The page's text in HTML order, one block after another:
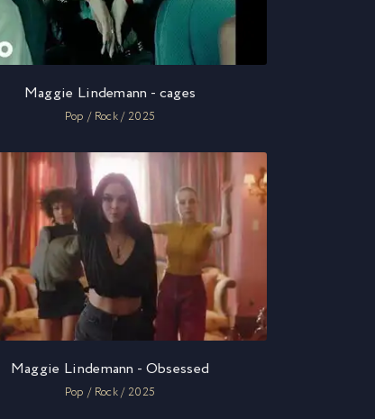
Maggie Lindemann - cages
Pop / Rock / 2025
Maggie Lindemann - Obsessed
Pop / Rock / 2025